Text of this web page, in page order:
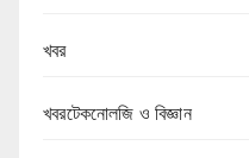
খবর
খবরটেকনোলজি ও বিজ্ঞান